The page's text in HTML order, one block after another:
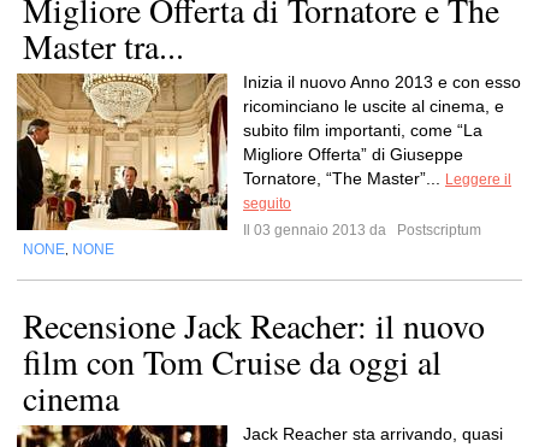
Migliore Offerta di Tornatore e The
Master tra...
Inizia il nuovo Anno 2013 e con esso
ricominciano le uscite al cinema, e
subito film importanti, come “La
Migliore Offerta” di Giuseppe
Tornatore, “The Master”...
Leggere il
seguito
Il 03 gennaio 2013 da
Postscriptum
NONE NONE
Recensione Jack Reacher: il nuovo
film con Tom Cruise da oggi al
cinema
Jack Reacher sta arrivando, quasi